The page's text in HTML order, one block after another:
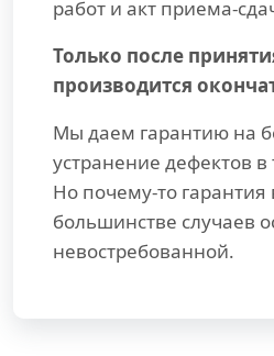
работ и акт приема-
Только после
производится
Мы даем гарантию на
устранение дефектов в
Но почему-то
большинстве случаев
невостребованной.